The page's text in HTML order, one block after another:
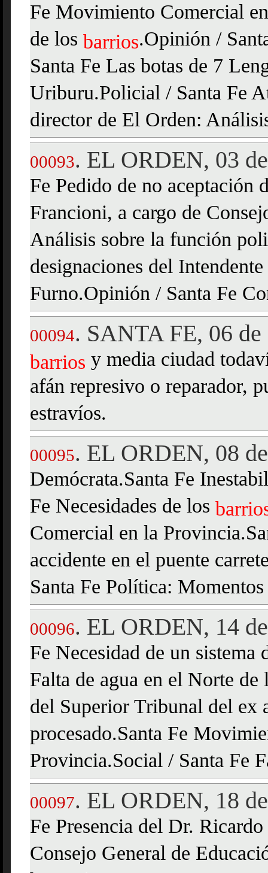
Fe Movimiento Comercial
de los barrios.Opinión /
Santa Fe Las botas de 7
Uriburu.Policial / Santa Fe
director de El Orden:
00093. EL ORDEN, 03
Fe Pedido de no aceptación
Francioni, a cargo de
Análisis sobre la función
designaciones del
Furno.Opinión / Santa Fe
00094. SANTA FE, 06
barrios y media ciudad
afán represivo o reparador,
estravíos.
00095. EL ORDEN, 08
Demócrata.Santa Fe
Fe Necesidades de los
Comercial en la
accidente en el puente
Santa Fe Política:
00096. EL ORDEN, 14
Fe Necesidad de un sistema
Falta de agua en el Norte
del Superior Tribunal del ex
procesado.Santa Fe
Provincia.Social / Santa Fe
00097. EL ORDEN, 18
Fe Presencia del Dr.
Consejo General de